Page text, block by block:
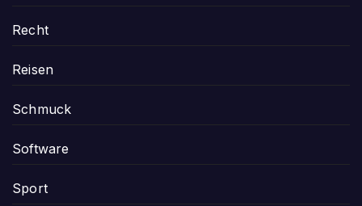
Recht
Reisen
Schmuck
Software
Sport